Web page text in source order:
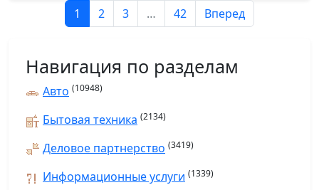
1
2 3 … 42 Вперед
Навигация по разделам
Авто (10948)
Бытовая техника (2134)
Деловое партнерство (3419)
Информационные услуги (1339)